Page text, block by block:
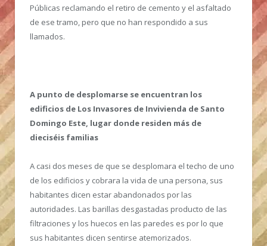
Públicas reclamando el retiro de cemento y el asfaltado
de ese tramo, pero que no han respondido a sus
llamados.
A punto de desplomarse se encuentran los
edificios de Los Invasores de Invivienda de Santo
Domingo Este, lugar donde residen más de
dieciséis familias
A casi dos meses de que se desplomara el techo de uno
de los edificios y cobrara la vida de una persona, sus
habitantes dicen estar abandonados por las
autoridades. Las barillas desgastadas producto de las
filtraciones y los huecos en las paredes es por lo que
sus habitantes dicen sentirse atemorizados.